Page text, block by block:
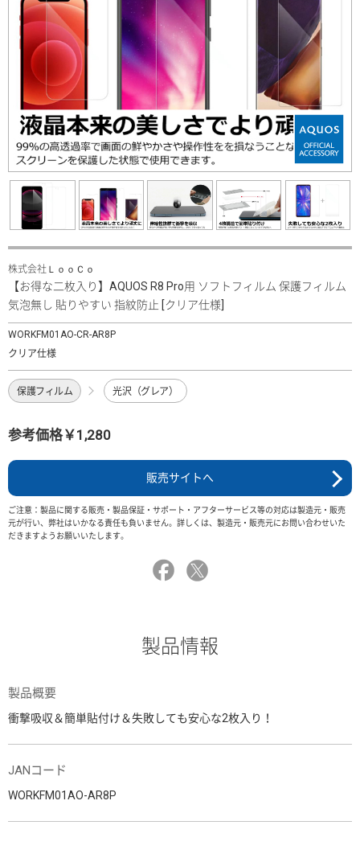
株式会社ＬｏｏＣｏ
【お得な二枚入り】AQUOS R8 Pro用 ソフトフィルム 保護フィルム
気泡無し 貼りやすい 指紋防止 [クリア仕様]
WORKFM01AO-CR-AR8P
クリア仕様
保護フィルム 光沢（グレア）
参考価格￥1,280
販売サイトへ
ご注意：製品に関する販売・製品保証・サポート・アフターサービス等の対応は製造元・販売
元が行い、弊社はいかなる責任も負いません。詳しくは、製造元・販売元にお問い合わせいた
だきますようお願いいたします。
製品情報
製品概要
衝撃吸収＆簡単貼付け＆失敗しても安心な2枚入り！
JANコード
WORKFM01AO-AR8P